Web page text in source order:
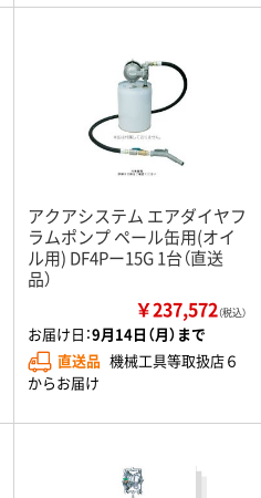
アクアシステム エアダイヤフ
ラムポンプ ペール缶用(オイ
ル用) DF4Pー15G 1台（直送
品）
￥237,572（税込）
お届け日：9月14日（月）まで
直送品 機械工具等取扱店６
からお届け